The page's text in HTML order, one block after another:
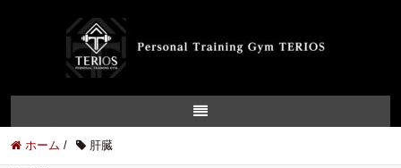
ホーム / 肝臓